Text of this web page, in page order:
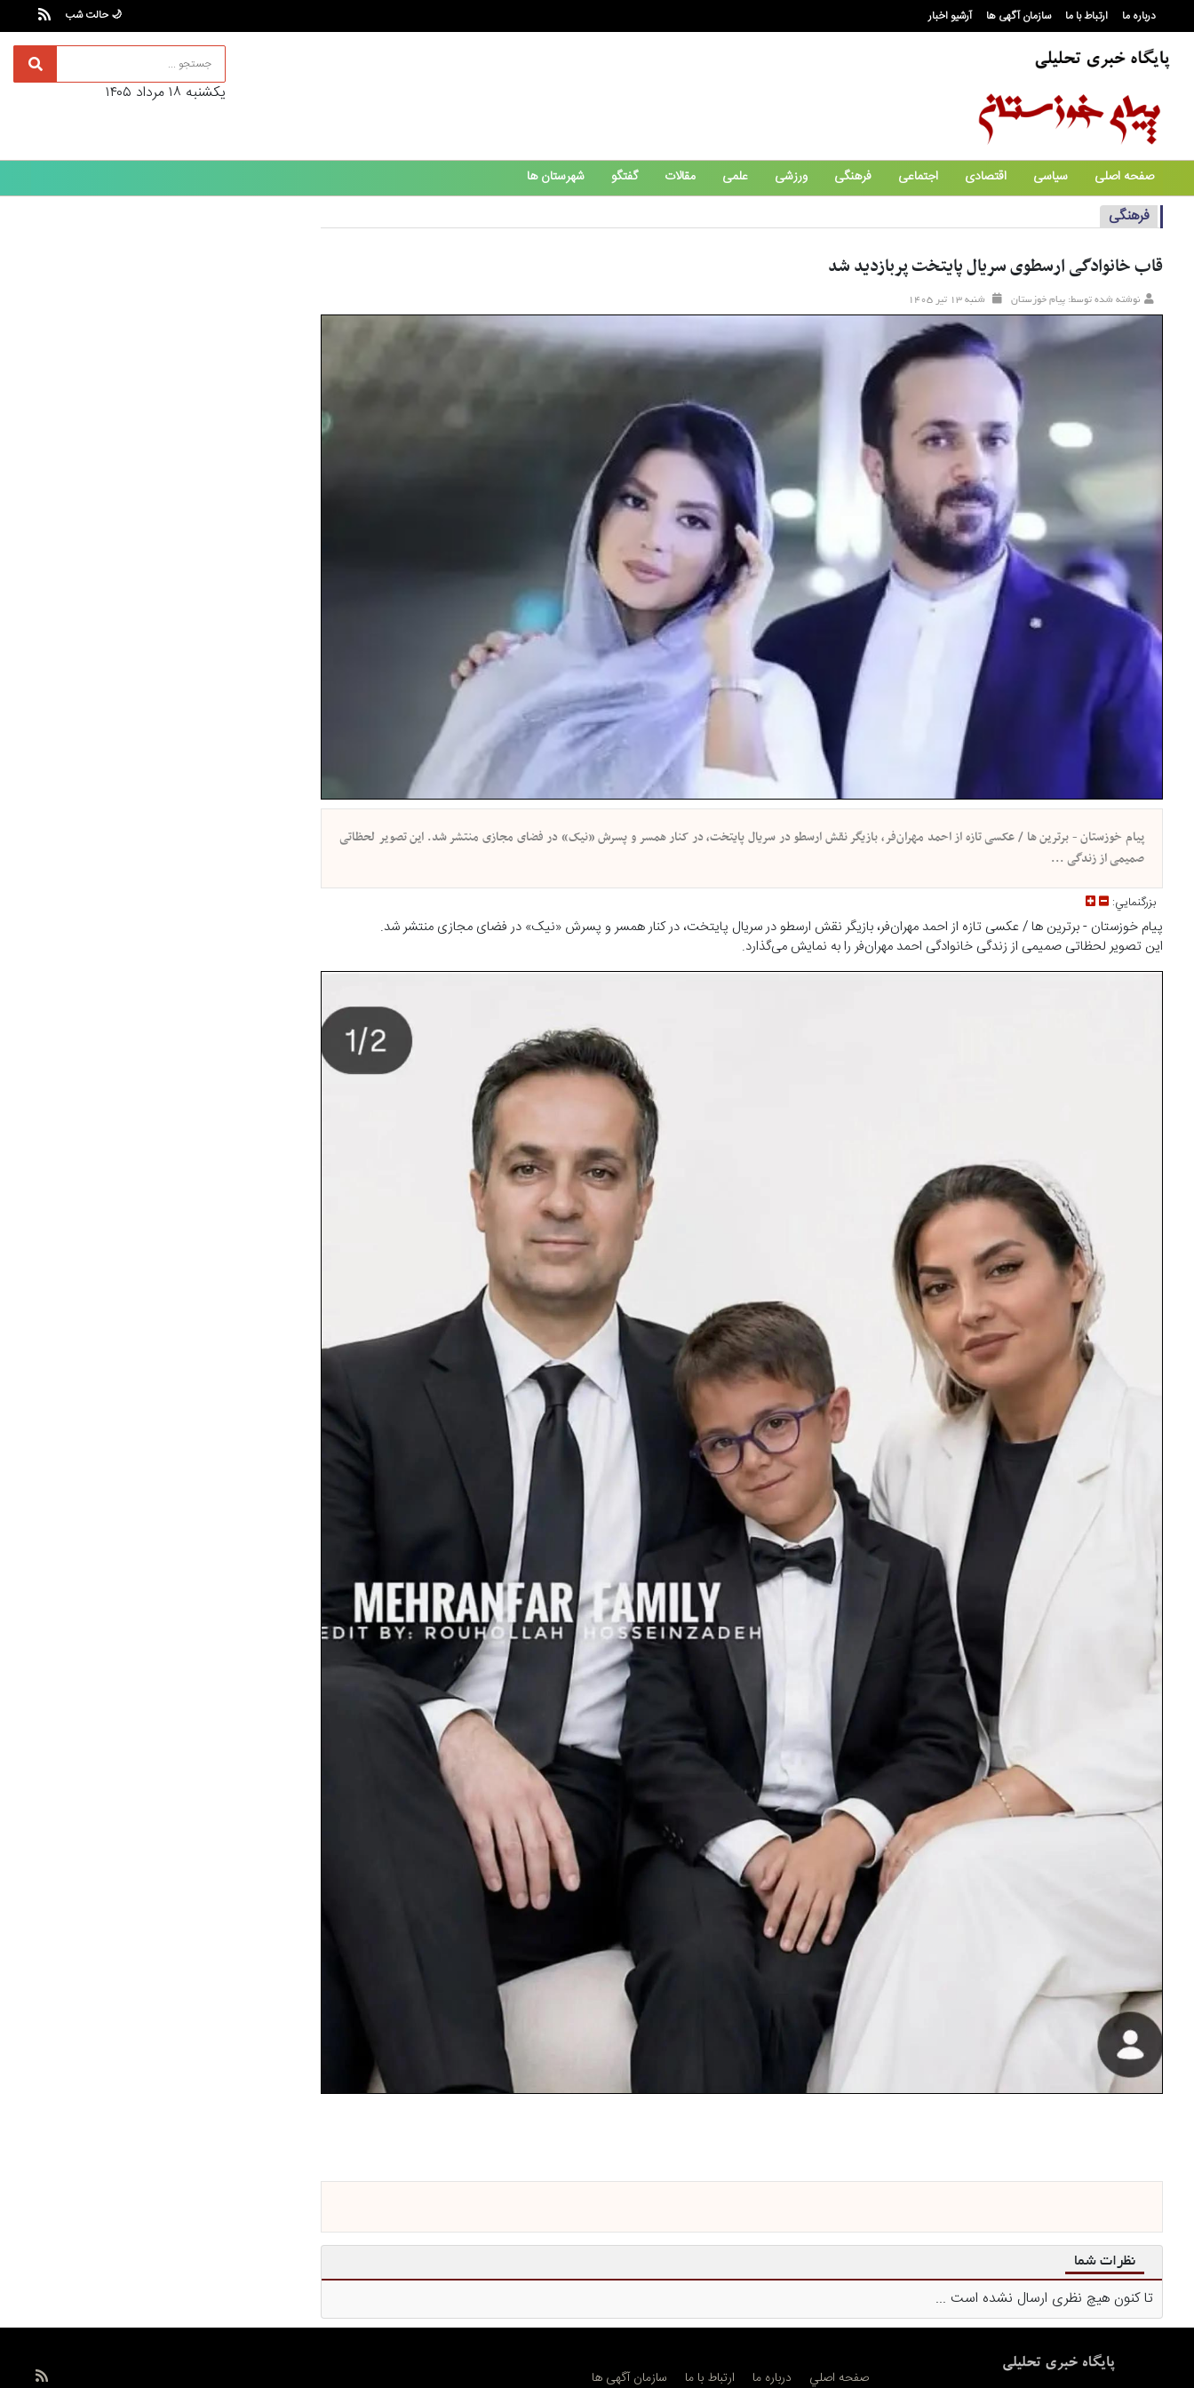
درباره ما ارتباط با ما سازمان آگهی ها آرشیو اخبار 🌙 حالت شب
يکشنبه ۱۸ مرداد ۱۴۰۵
صفحه اصلی سیاسی اقتصادی اجتماعی فرهنگی ورزشی علمی مقالات گفتگو شهرستان ها
فرهنگی
قاب خانوادگی ارسطوی سریال پایتخت پربازدید شد
نوشته شده توسط: پیام خوزستان شنبه ۱۳ تير ۱۴۰۵
پیام خوزستان - برترین ها / عکسی تازه از احمد مهران‌فر، بازیگر نقش ارسطو در سریال پایتخت، در کنار همسر و پسرش «نیک» در فضای مجازی منتشر شد. این تصویر لحظاتی
صمیمی از زندگی ...
بزرگنمايي:
پیام خوزستان - برترین ها / عکسی تازه از احمد مهران‌فر، بازیگر نقش ارسطو در سریال پایتخت، در کنار همسر و پسرش «نیک» در فضای مجازی منتشر شد.
این تصویر لحظاتی صمیمی از زندگی خانوادگی احمد مهران‌فر را به نمایش می‌گذارد.
نظرات شما
تا کنون هیچ نظری ارسال نشده است ...
صفحه اصلي درباره ما ارتباط با ما سازمان آگهی ها